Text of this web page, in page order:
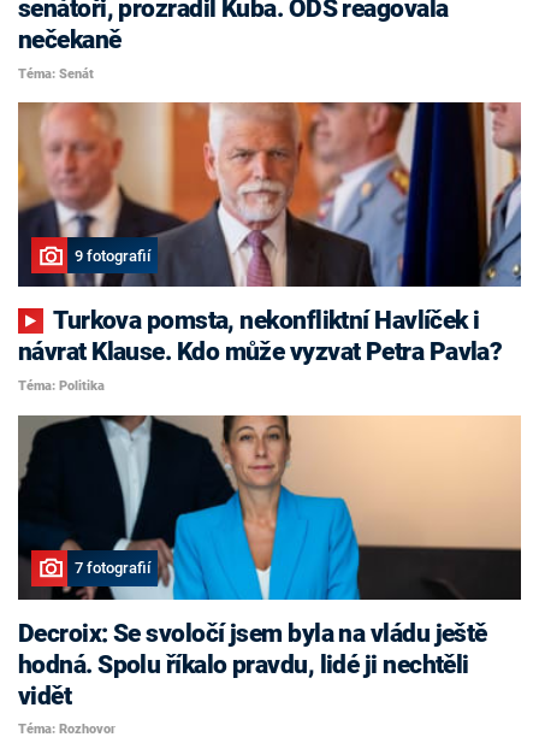
senátoři, prozradil Kuba. ODS reagovala
nečekaně
Téma: Senát
9 fotografií
Turkova pomsta, nekonfliktní Havlíček i
návrat Klause. Kdo může vyzvat Petra Pavla?
Téma: Politika
7 fotografií
Decroix: Se svoločí jsem byla na vládu ještě
hodná. Spolu říkalo pravdu, lidé ji nechtěli
vidět
Téma: Rozhovor